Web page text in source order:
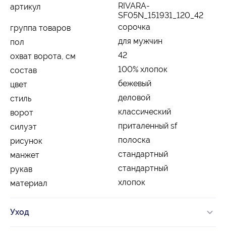
артикул
RIVARA-
SF05N_151931_120_42
группа товаров
сорочка
пол
для мужчин
охват ворота, см
42
состав
100% хлопок
цвет
бежевый
стиль
деловой
ворот
классический
силуэт
приталенный sf
рисунок
полоска
манжет
стандартный
рукав
стандартный
материал
хлопок
Уход